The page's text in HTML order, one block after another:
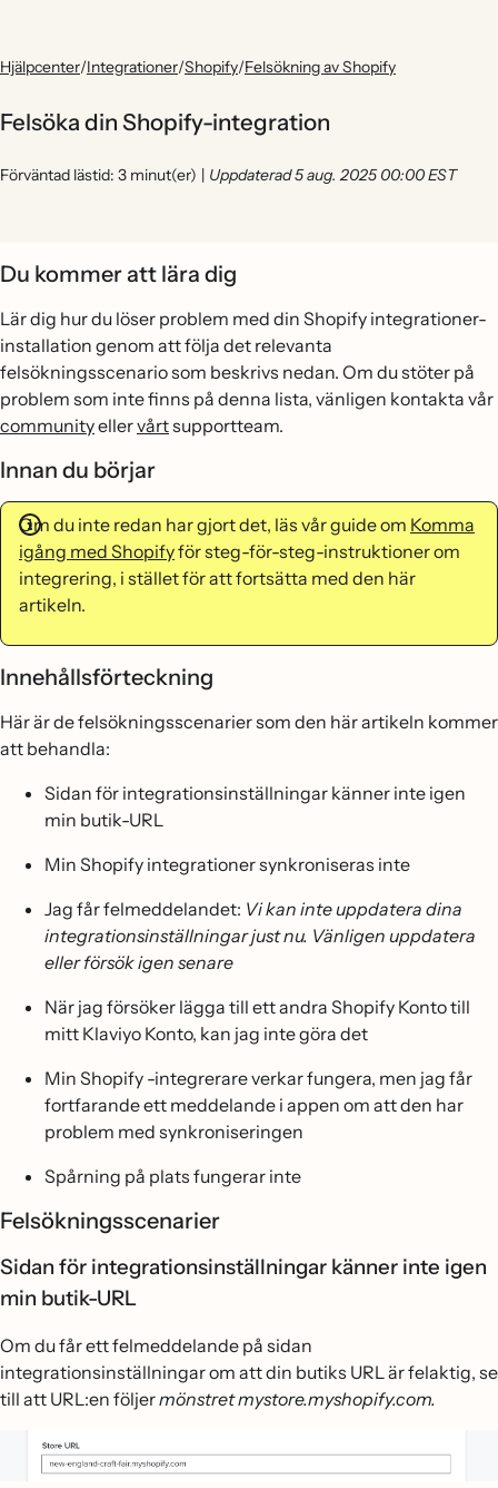
Hjälpcenter/Integrationer/Shopify/Felsökning av Shopify
Felsöka din Shopify-integration
Förväntad lästid: 3 minut(er) | Uppdaterad 5 aug. 2025 00:00 EST
Du kommer att lära dig
Lär dig hur du löser problem med din Shopify integrationer-
installation genom att följa det relevanta
felsökningsscenario som beskrivs nedan. Om du stöter på
problem som inte finns på denna lista, vänligen kontakta vår
communityellervårtsupportteam.
Innan du börjar
Om du inte redan har gjort det, läs vår guide om Komma
igång med Shopifyför steg-för-steg-instruktioner om
integrering, i stället för att fortsätta med den här
artikeln.
Innehållsförteckning
Här är de felsökningsscenarier som den här artikeln kommer
att behandla:
Sidan för integrationsinställningar känner inte igen
min butik-URL
Min Shopify integrationer synkroniseras inte
Jag får felmeddelandet: Vi kan inte uppdatera dina
integrationsinställningar just nu. Vänligen uppdatera
eller försök igen senare
När jag försöker lägga till ett andra Shopify Konto till
mitt Klaviyo Konto, kan jag inte göra det
Min Shopify -integrerare verkar fungera, men jag får
fortfarande ett meddelande i appen om att den har
problem med synkroniseringen
Spårning på plats fungerar inte
Felsökningsscenarier
Sidan för integrationsinställningar känner inte igen
min butik-URL
Om du får ett felmeddelande på sidan
integrationsinställningar om att din butiks URL är felaktig, se
till att URL:en följermönstret mystore.myshopify.com.